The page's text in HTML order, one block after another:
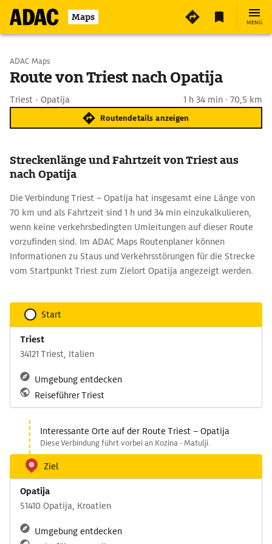
Maps MENÜ
Start wählen
ADAC Maps
Route von Triest nach Opatija
Triest - Opatija 1 h 34 min · 70,5 km
Routendetails anzeigen
Streckenlänge und Fahrtzeit von Triest aus
nach Opatija
Die Verbindung Triest – Opatija hat insgesamt eine Länge von
70 km und als Fahrtzeit sind 1 h und 34 min einzukalkulieren,
wenn keine verkehrsbedingten Umleitungen auf dieser Route
vorzufinden sind. Im ADAC Maps Routenplaner können
Informationen zu Staus und Verkehrsstörungen für die Strecke
vom Startpunkt Triest zum Zielort Opatija angezeigt werden.
Start
Triest
34121 Triest, Italien
Umgebung entdecken
Reiseführer Triest
Interessante Orte auf der Route Triest – Opatija
Diese Verbindung führt vorbei an Kozina - Matulji.
Ziel
Opatija
51410 Opatija, Kroatien
Umgebung entdecken